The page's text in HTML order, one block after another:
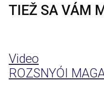
TIEŽ SA VÁM
Video
ROZSNYÓI